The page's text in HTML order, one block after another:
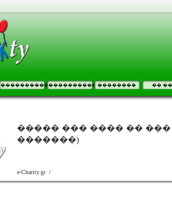
�������������������� �������� ��
����� ��� ���� �� ���
�������)
e-Charity.gr /